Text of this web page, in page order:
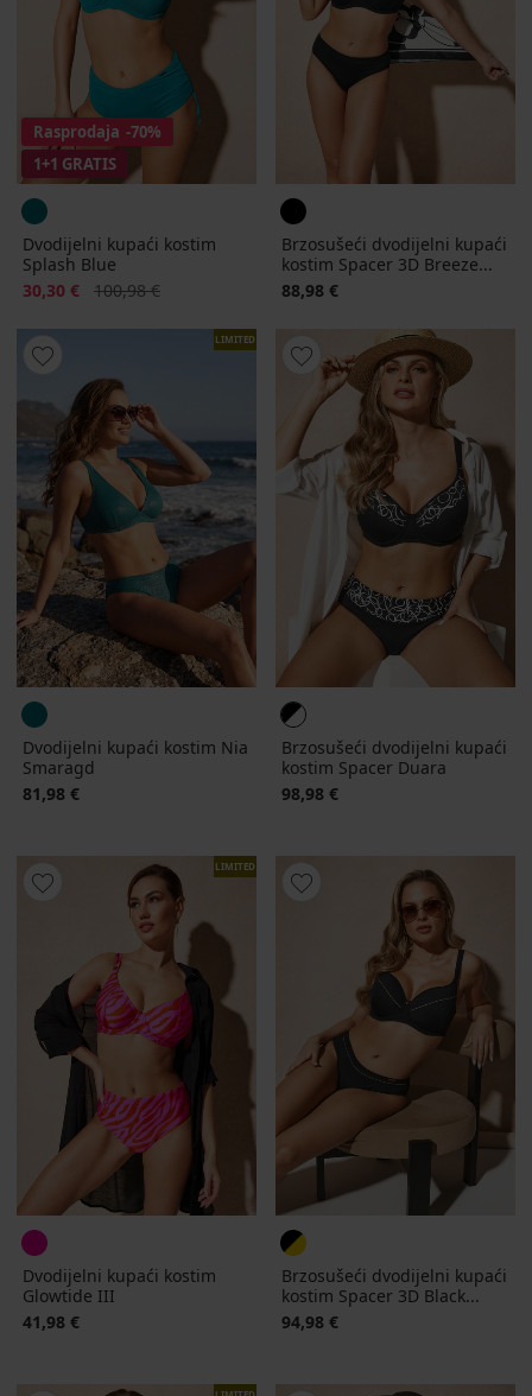
Rasprodaja -70%
1+1 GRATIS
Dvodijelni kupaći kostim
Splash Blue
Popust
30,30 € Prvobitna cijena
100,98 €
Brzosušeći dvodijelni kupaći
kostim Spacer 3D Breeze...
88,98 €
LIMITED
Dvodijelni kupaći kostim Nia
Smaragd
81,98 €
Brzosušeći dvodijelni kupaći
kostim Spacer Duara
98,98 €
LIMITED
Dvodijelni kupaći kostim
Glowtide III
41,98 €
Brzosušeći dvodijelni kupaći
kostim Spacer 3D Black...
94,98 €